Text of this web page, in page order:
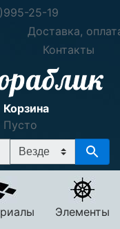
25-19
Доставка,
Контакты
Корзина
Пусто
Элементы